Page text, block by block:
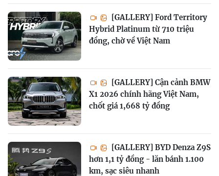
[GALLERY] Ford Territory
Hybrid Platinum từ 710 triệu
đồng, chờ về Việt Nam
[GALLERY] Cận cảnh BMW
X1 2026 chính hãng Việt Nam,
chốt giá 1,668 tỷ đồng
[GALLERY] BYD Denza Z9S
hơn 1,1 tỷ đồng - lăn bánh 1.100
km, sạc siêu nhanh